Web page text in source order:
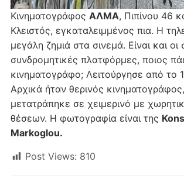
Κινηματογράφος ΑΛΜΑ, Πιπίνου 46
Κλειστός, εγκαταλειμμένος πια. Η
μεγάλη ζημιά στα σινεμά. Είναι και οι
συνδρομητικές πλατφόρμες, ποιος
κινηματογράφο; Λειτούργησε από το
Αρχικά ήταν θερινός
μετατράπηκε σε χειμερινό με
θέσεων. Η φωτογραφία είναι της
Markoglou.
Post Views: 810